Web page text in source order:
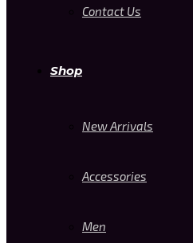
Contact Us
Shop
New Arrivals
Accessories
Men